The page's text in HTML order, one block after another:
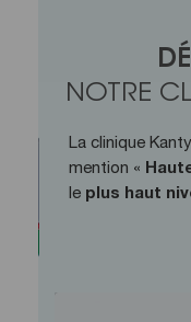
NOTRE
La clinique
mention «
le plus haut